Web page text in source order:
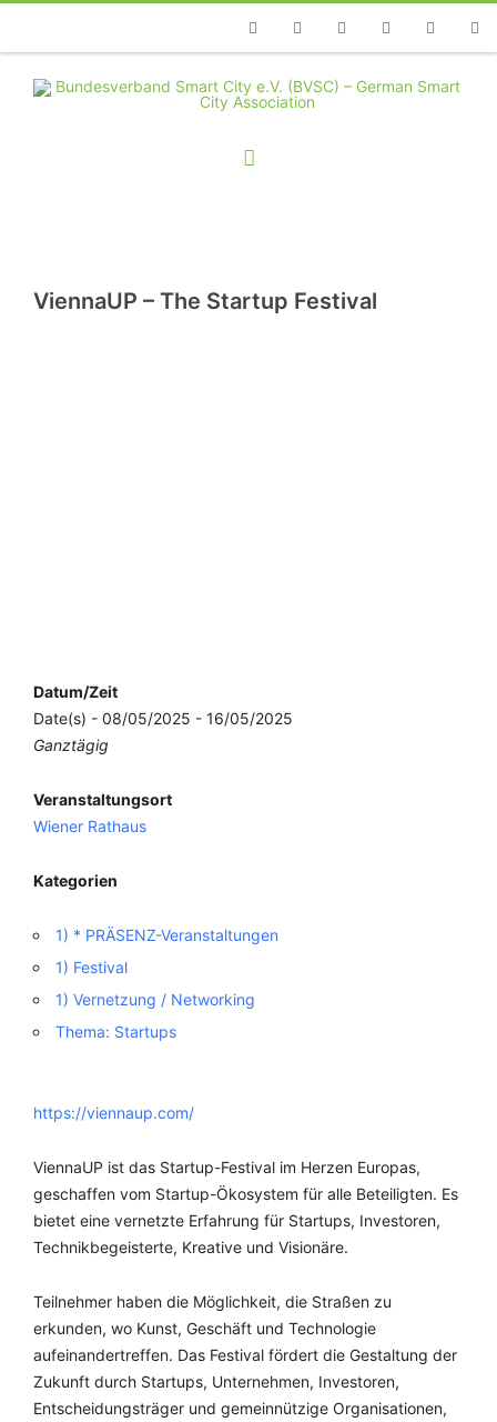
TelefonFacebookTwitterYoutubeInstagramLinkedin
ViennaUP – The Startup Festival
Datum/Zeit
Date(s) - 08/05/2025 - 16/05/2025
Ganztägig
Veranstaltungsort
Wiener Rathaus
Kategorien
1) * PRÄSENZ-Veranstaltungen
1) Festival
1) Vernetzung / Networking
Thema: Startups
https://viennaup.com/
ViennaUP ist das Startup-Festival im Herzen Europas,
geschaffen vom Startup-Ökosystem für alle Beteiligten. Es
bietet eine vernetzte Erfahrung für Startups, Investoren,
Technikbegeisterte, Kreative und Visionäre.
Teilnehmer haben die Möglichkeit, die Straßen zu
erkunden, wo Kunst, Geschäft und Technologie
aufeinandertreffen. Das Festival fördert die Gestaltung der
Zukunft durch Startups, Unternehmen, Investoren,
Entscheidungsträger und gemeinnützige Organisationen,